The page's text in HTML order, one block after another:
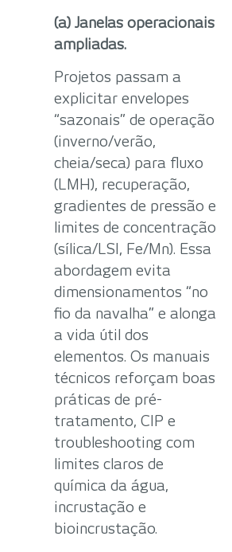
(a) Janelas operacionais
ampliadas.
Projetos passam a
explicitar envelopes
“sazonais” de operação
(inverno/verão,
cheia/seca) para fluxo
(LMH), recuperação,
gradientes de pressão e
limites de concentração
(sílica/LSI, Fe/Mn). Essa
abordagem evita
dimensionamentos “no
fio da navalha” e alonga
a vida útil dos
elementos. Os manuais
técnicos reforçam boas
práticas de pré-
tratamento, CIP e
troubleshooting com
limites claros de
química da água,
incrustação e
bioincrustação.